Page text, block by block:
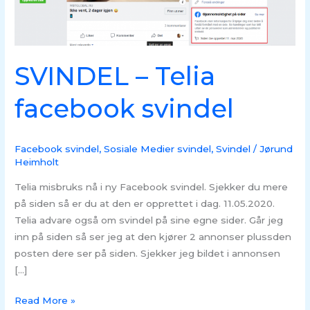
SVINDEL – Telia
facebook svindel
Facebook svindel,Sosiale Medier svindel,Svindel /Jørund
Heimholt
Telia misbruks nå i ny Facebook svindel. Sjekker du mere
på siden så er du at den er opprettet i dag. 11.05.2020.
Telia advare også om svindel på sine egne sider. Går jeg
inn på siden så ser jeg at den kjører 2 annonser plussden
posten dere ser på siden. Sjekker jeg bildet i annonsen
[…]
Read More »